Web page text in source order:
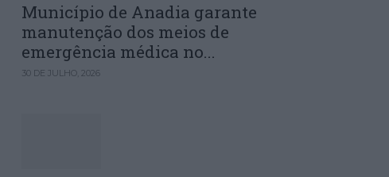
Município de Anadia garante
manutenção dos meios de
emergência médica no...
30 DE JULHO, 2026